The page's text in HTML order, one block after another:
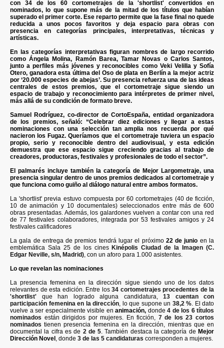
con 34 de los 60 cortometrajes de la 'shortlist' convertidos en
nominados, lo que supone más de la mitad de los títulos que habían
superado el primer corte. Ese reparto permite que la fase final no quede
reducida a unos pocos favoritos y deja espacio para obras con
presencia en categorías principales, interpretativas, técnicas y
artísticas.
En las categorías interpretativas figuran nombres de largo recorrido
como Ángela Molina, Ramón Barea, Tamar Novas o Carlos Santos,
junto a perfiles más jóvenes y reconocibles como Veki Velilla y Sofía
Otero, ganadora esta última del Oso de plata en Berlín a la mejor actriz
por ‘20.000 especies de abejas’. Su presencia refuerza una de las ideas
centrales de estos premios, que el cortometraje sigue siendo un
espacio de trabajo y reconocimiento para intérpretes de primer nivel,
más allá de su condición de formato breve.
Samuel Rodríguez, co-director de CortoEspaña, entidad organizadora
de los premios, señaló: “Celebrar diez ediciones y llegar a estas
nominaciones con una selección tan amplia nos recuerda por qué
nacieron los Fugaz. Queríamos que el cortometraje tuviera un espacio
propio, serio y reconocible dentro del audiovisual, y esta edición
demuestra que ese espacio sigue creciendo gracias al trabajo de
creadores, productoras, festivales y profesionales de todo el sector”.
El palmarés incluye también la categoría de Mejor Largometraje, una
presencia singular dentro de unos premios dedicados al cortometraje y
que funciona como guiño al diálogo natural entre ambos formatos.
La 'shortlist' previa estuvo compuesta por 60 cortometrajes (40 de ficción,
10 de animación y 10 documentales) seleccionados entre más de 600
obras presentadas. Además, los galardones vuelven a contar con una red
de 77 festivales colaboradores, integrada por 53 festivales amigos y 24
festivales calificadores
La gala de entrega de premios tendrá lugar el próximo 22 de junio en la
emblemática Sala 25 de los cinesKinépolis Ciudad de la Imagen (C.
Edgar Neville, s/n, Madrid) , con un aforo para 1.000 asistentes.
Lo que revelan las nominaciones
La presencia femenina en la dirección sigue siendo uno de los datos
relevantes de esta edición. Entre los 34 cortometrajes procedentes de la
'shortlist' que han logrado alguna candidatura, 13 cuentan con
participación femenina en la dirección , lo que supone un 38,2 % . El dato
vuelve a ser especialmente visible en animación, donde 4 de los 6 títulos
nominados están dirigidos por mujeres. En ficción, 7 de los 23 cortos
nominados tienen presencia femenina en la dirección, mientras que en
documental la cifra es de 2 de 5 . También destaca la categoría deMejor
Dirección Novel , donde 3 de las 5 candidaturas corresponden a mujeres.